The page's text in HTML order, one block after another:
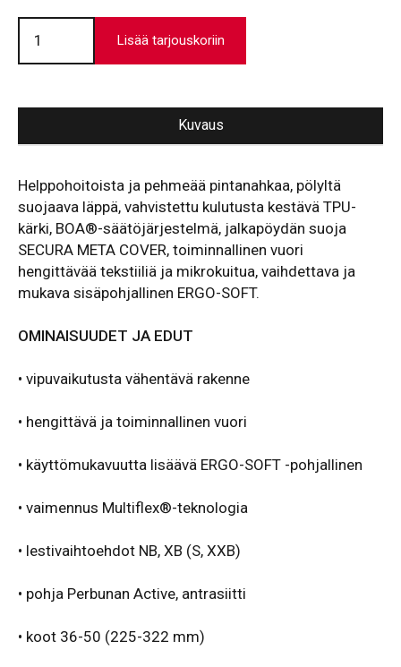
Turvajalkine
7520
SMC
Lisää tarjouskoriin
Kuvaus
Helppohoitoista ja pehmeää pintanahkaa, pölyltä
suojaava läppä, vahvistettu kulutusta kestävä TPU-
kärki, BOA®-säätöjärjestelmä, jalkapöydän suoja
SECURA META COVER, toiminnallinen vuori
hengittävää tekstiiliä ja mikrokuitua, vaihdettava ja
mukava sisäpohjallinen ERGO-SOFT.
OMINAISUUDET JA EDUT
• vipuvaikutusta vähentävä rakenne
• hengittävä ja toiminnallinen vuori
• käyttömukavuutta lisäävä ERGO-SOFT -pohjallinen
• vaimennus Multiflex®-teknologia
• lestivaihtoehdot NB, XB (S, XXB)
• pohja Perbunan Active, antrasiitti
• koot 36-50 (225-322 mm)